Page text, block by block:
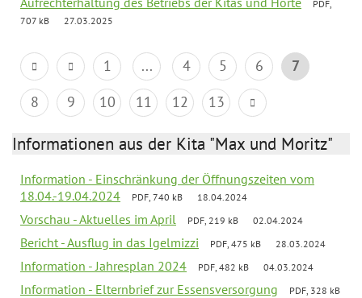
PDF,
707 kB
27.03.2025
1 ... 4 5 6
7
8
9 10 11 12 13
Informationen aus der Kita "Max und Moritz"
Information - Einschränkung der Öffnungszeiten vom
18.04.-19.04.2024
PDF, 740 kB 18.04.2024
Vorschau - Aktuelles im April PDF, 219 kB 02.04.2024
Bericht - Ausflug in das Igelmizzi PDF, 475 kB 28.03.2024
Information - Jahresplan 2024 PDF, 482 kB 04.03.2024
Information - Elternbrief zur Essensversorgung
PDF, 328 kB